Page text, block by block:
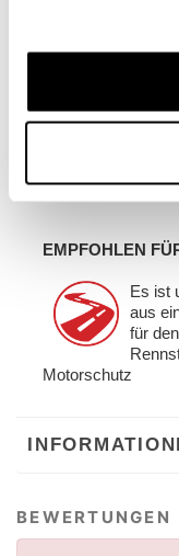
EMPFOHLEN
Es ist
aus
für
Motorschutz
BEWERTUNGEN